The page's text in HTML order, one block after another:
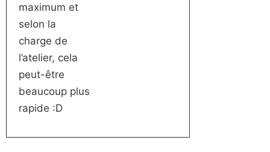
maximum et
selon la
charge de
l’atelier, cela
peut-être
beaucoup plus
rapide :D